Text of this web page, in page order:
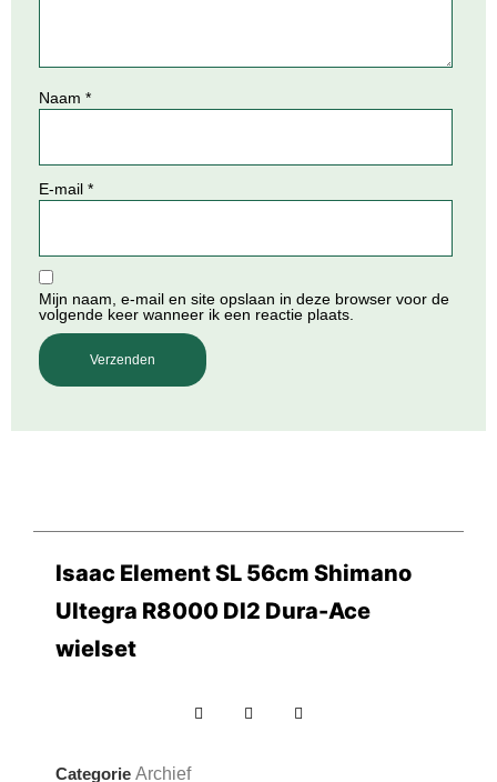
Naam *
E-mail *
Mijn naam, e-mail en site opslaan in deze browser voor de
volgende keer wanneer ik een reactie plaats.
Isaac Element SL 56cm Shimano
Ultegra R8000 DI2 Dura-Ace
wielset
Categorie Archief